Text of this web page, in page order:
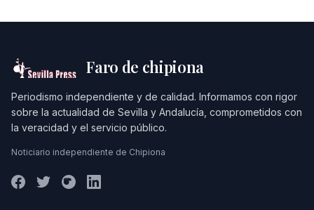
Faro de chipiona
Periodismo independiente y de calidad. Informamos con rigor
sobre la actualidad de Sevilla y Andalucía, comprometidos con
la veracidad y el servicio público.
Noticiario independiente de Chipiona